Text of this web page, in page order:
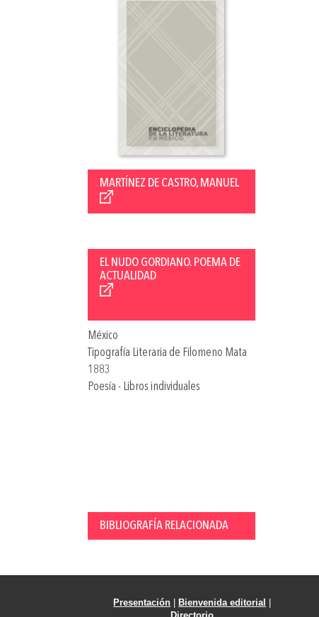
MARTÍNEZ DE CASTRO, MANUEL
EL NUDO GORDIANO. POEMA DE
ACTUALIDAD
México
Tipografía Literaria de Filomeno Mata
1883
Poesía - Libros individuales
BIBLIOGRAFÍA RELACIONADA
Presentación Bienvenida editorial